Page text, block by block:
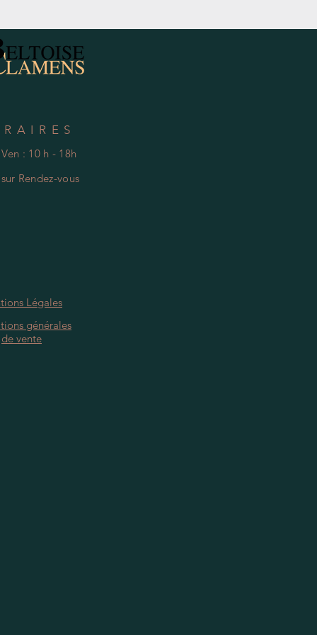
: 10 h - 18h
sur Rendez-vous
Légales
générales
de vente